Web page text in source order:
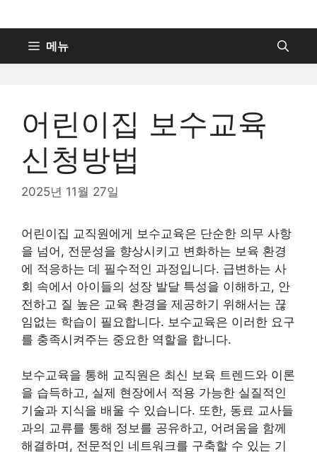
텐
로
메뉴
어린이집 보수교육
신청방법
2025년 11월 27일
어린이집 교직원에게 보수교육은 단순한 의무 사항
을 넘어, 전문성을 향상시키고 변화하는 보육 환경
에 적응하는 데 필수적인 과정입니다. 급변하는 사
회 속에서 아이들의 성장 발달 특성을 이해하고, 안
전하고 질 높은 교육 환경을 제공하기 위해서는 끊
임없는 학습이 필요합니다. 보수교육은 이러한 요구
를 충족시켜주는 중요한 역할을 합니다.
보수교육을 통해 교직원은 최신 보육 트렌드와 이론
을 습득하고, 실제 현장에서 적용 가능한 실질적인
기술과 지식을 배울 수 있습니다. 또한, 동료 교사들
과의 교류를 통해 정보를 공유하고, 어려움을 함께
해결하며, 전문적인 네트워크를 구축할 수 있는 기